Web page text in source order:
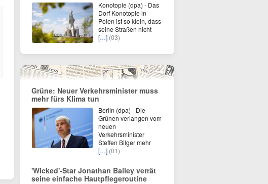
Konotopie (dpa) - Das
Dorf Konotopie in
Polen ist so klein, dass
seine Straßen nicht
[…] (03)
Grüne: Neuer Verkehrsminister muss
mehr fürs Klima tun
Berlin (dpa) - Die
Grünen verlangen vom
neuen
Verkehrsminister
Steffen Bilger mehr
[…] (01)
'Wicked'-Star Jonathan Bailey verrät
seine einfache Hautpflegeroutine